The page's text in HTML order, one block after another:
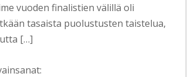
vuoden finalistien välillä oli
tasaista puolustusten taistelua,
[…]